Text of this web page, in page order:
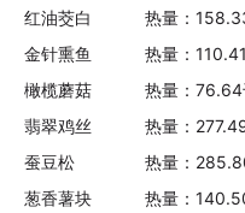
红油茭白
热量：
金针熏鱼
热量：
橄榄蘑菇
热量：
翡翠鸡丝
热量：
蚕豆松
热量：
葱香薯块
热量：